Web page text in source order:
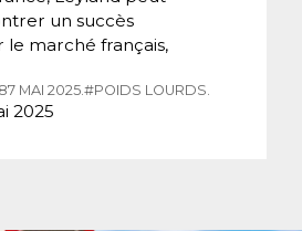
un succès
le marché français,
MAI 2025.#POIDS LOURDS.
2025